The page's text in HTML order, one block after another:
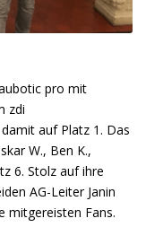
1 3
pro mit
zdi
auf Platz 1. Das
W., Ben K.,
6. Stolz auf ihre
AG-Leiter Janin
mitgereisten Fans.